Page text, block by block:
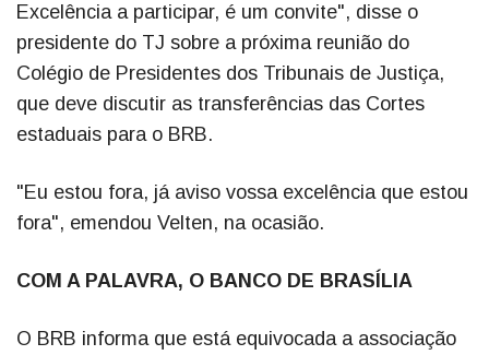
Excelência a participar, é um convite", disse o
presidente do TJ sobre a próxima reunião do
Colégio de Presidentes dos Tribunais de Justiça,
que deve discutir as transferências das Cortes
estaduais para o BRB.
"Eu estou fora, já aviso vossa excelência que estou
fora", emendou Velten, na ocasião.
COM A PALAVRA, O BANCO DE BRASÍLIA
O BRB informa que está equivocada a associação